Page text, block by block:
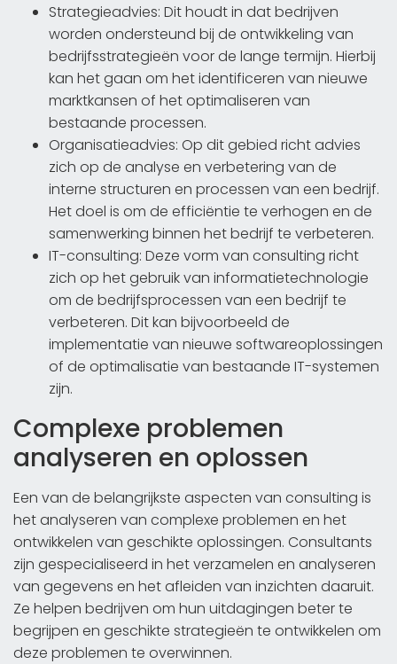
Strategieadvies: Dit houdt in dat bedrijven
worden ondersteund bij de ontwikkeling van
bedrijfsstrategieën voor de lange termijn. Hierbij
kan het gaan om het identificeren van nieuwe
marktkansen of het optimaliseren van
bestaande processen.
Organisatieadvies: Op dit gebied richt advies
zich op de analyse en verbetering van de
interne structuren en processen van een bedrijf.
Het doel is om de efficiëntie te verhogen en de
samenwerking binnen het bedrijf te verbeteren.
IT-consulting: Deze vorm van consulting richt
zich op het gebruik van informatietechnologie
om de bedrijfsprocessen van een bedrijf te
verbeteren. Dit kan bijvoorbeeld de
implementatie van nieuwe softwareoplossingen
of de optimalisatie van bestaande IT-systemen
zijn.
Complexe problemen
analyseren en oplossen
Een van de belangrijkste aspecten van consulting is
het analyseren van complexe problemen en het
ontwikkelen van geschikte oplossingen. Consultants
zijn gespecialiseerd in het verzamelen en analyseren
van gegevens en het afleiden van inzichten daaruit.
Ze helpen bedrijven om hun uitdagingen beter te
begrijpen en geschikte strategieën te ontwikkelen om
deze problemen te overwinnen.